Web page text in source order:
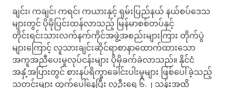
ချင်း၊ ကချင်၊ ကရင်၊ ကယားနှင့် ရှမ်းပြည်နယ် နယ်စပ်ဒေသ
များတွင် ပိုမိုပြင်းထန်လာသည့် မြန်မာစစ်တပ်နှင့်
တိုင်းရင်းသားလက်နက်ကိုင်အဖွဲ့အစည်းများကြား တိုက်ပွဲ
များကြောင့် လူသားချင်းဆိုင်ရာစာနာထောက်ထားသော
အကူအညီပေးမှုလုပ်ငန်းများ ပိုမိုခက်ခဲလာသည်။ နိုင်ငံ
အနှံ့အပြားတွင် စားနပ်ရိက္ခာခေါင်းပါးမှုများ ဖြစ်ပေါ်ခဲ့သည့်
သတင်းများ ထွက်ပေါ်နေပြီး လူဉီးရေ ၆.၂ သန်းအထိ